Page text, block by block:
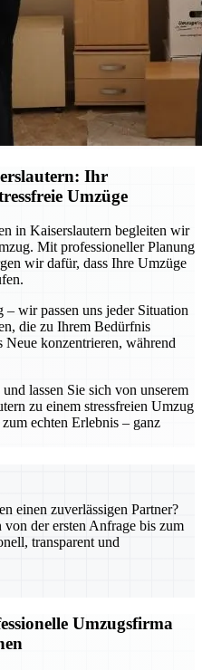
Ihr
Umzüge
in Kaiserslautern begleiten wir
Mit professioneller Planung
wir dafür, dass Ihre Umzüge
wir passen uns jeder Situation
die zu Ihrem Bedürfnis
Neue konzentrieren, während
lassen Sie sich von unserem
zu einem stressfreien Umzug
echten Erlebnis – ganz
einen zuverlässigen Partner?
von der ersten Anfrage bis zum
transparent und
Umzugsfirma